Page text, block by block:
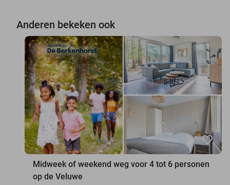
Anderen bekeken ook
favorite_border
Midweek of weekend weg voor 4 tot 6 personen
op de Veluwe